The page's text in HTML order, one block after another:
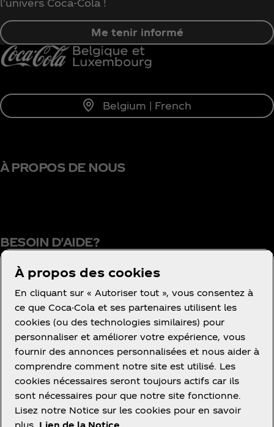
l'univers Coca‑Cola !
Me tenir informé
Belgium | French
À PROPOS DE NOUS
BESOIN D'AIDE?
Conditions d’utilisation
Concurrence
Avis de confidentialité des consommateurs
Paramétrage des cookies
Avis relatif aux cookies
Politique d'accessibilité
À propos des cookies
En cliquant sur « Autoriser tout », vous consentez à
ce que Coca-Cola et ses partenaires utilisent les
cookies (ou des technologies similaires) pour
personnaliser et améliorer votre expérience, vous
fournir des annonces personnalisées et nous aider à
comprendre comment notre site est utilisé. Les
cookies nécessaires seront toujours actifs car ils
sont nécessaires pour que notre site fonctionne.
Lisez notre Notice sur les cookies pour en savoir
plus. Lien de la Notice